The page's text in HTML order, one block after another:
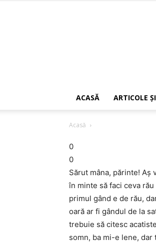
ACASĂ ARTICOLE
Acasă
0
0
Sărut mâna, părinte! Aş
în minte să faci ceva
primul gând e de rău,
oară ar fi gândul de la
trebuie să citesc
somn, ba mi-e lene, dar